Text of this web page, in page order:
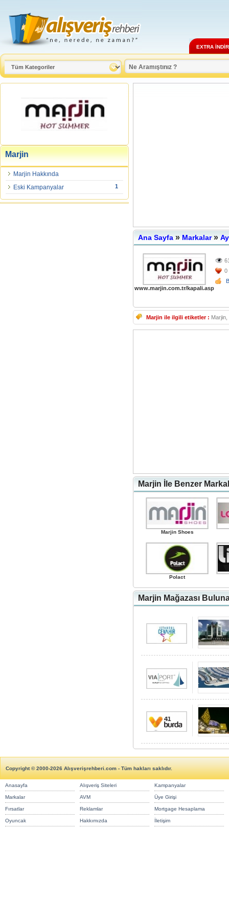
EXTRA
Marjin
Marjin Hakkında
Eski Kampanyalar
1
Ana Sayfa » Markalar»
www.marjin.com.tr/kapali.asp
0
Marjin ile ilgili etiketler :
Marjin İle Benzer
Marjin Shoes
Polact
Marjin Mağazası
Copyright © 2000-2026 Alışverişrehberi.com - Tüm hakları saklıdır.
Anasayfa Alışveriş Siteleri Kampanyalar
Markalar AVM Üye Girişi
Fırsatlar Reklamlar Mortgage Hesaplama
Oyuncak Hakkımızda İletişim